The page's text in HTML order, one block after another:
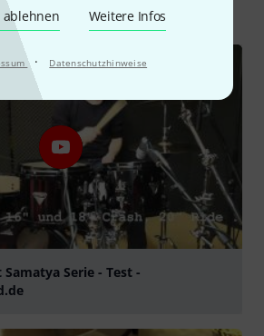
ablehnen Weitere Infos
· Datenschutzhinweise
Serie - Test -